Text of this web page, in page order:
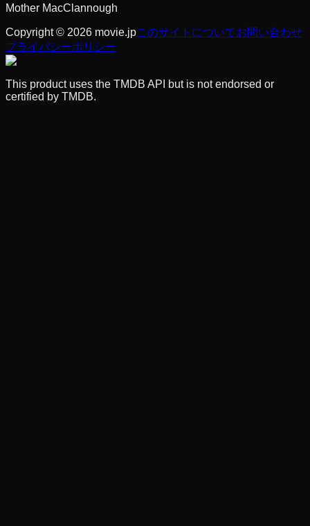
Mother MacClannough
Copyright © 2026 movie.jpこのサイトについてお問い合わせ
プライバシーポリシー
This product uses the TMDB API but is not endorsed or
certified by TMDB.